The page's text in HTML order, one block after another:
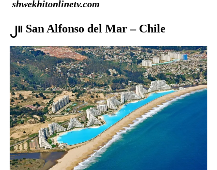
shwekhitonlinetv.com
၂။ San Alfonso del Mar – Chile